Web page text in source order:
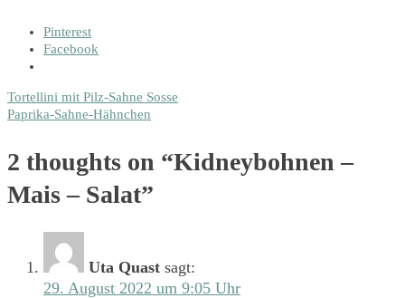
Pinterest
Facebook
Beitragsnavigation
Tortellini mit Pilz-Sahne Sosse
Paprika-Sahne-Hähnchen
2 thoughts on “Kidneybohnen –
Mais – Salat”
Uta Quast sagt:
29. August 2022 um 9:05 Uhr